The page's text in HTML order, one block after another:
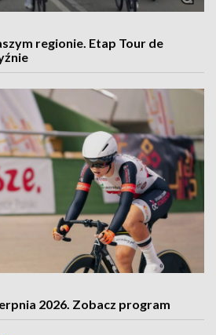
regionie. Etap Tour de
2026. Zobacz program